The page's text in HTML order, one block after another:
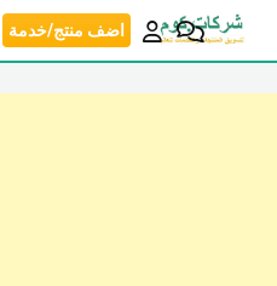
انتقل
اضف منتج/خدمة